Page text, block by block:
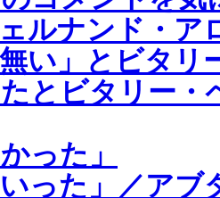
ルナンド・ア
い」とビタリ
とビタリー・
った」
った」／アブ